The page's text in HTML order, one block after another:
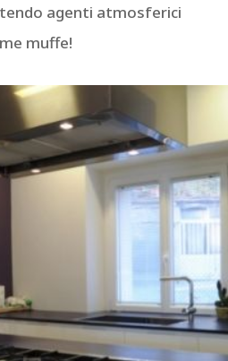
agenti atmosferici
muffe!